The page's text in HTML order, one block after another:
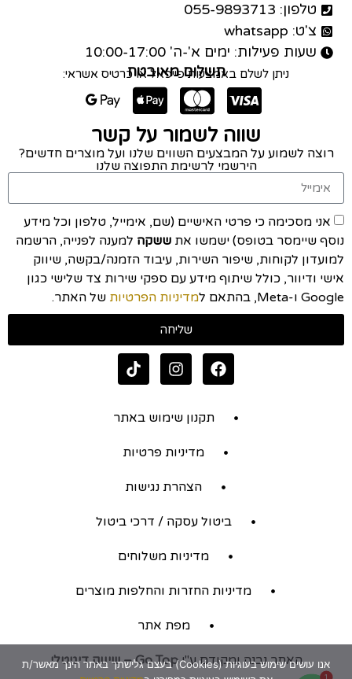
טלפון: 055-9893713
צ'ט: whatsapp
שעות פעילות: ימים א'-ה' 10:00-17:00
תשלום מאובטח
ניתן לשלם באמצעות פייפאל או כרטיס אשראי:
שווה לשמור על קשר
רוצה לשמוע על המבצעים השווים שלנו ועל מוצרים חדשים?
הירשמי לרשימת התפוצה שלנו
אני מסכימה כי פרטי האישיים (שם, אימייל, טלפון וכל מידע
נוסף שיימסר בטופס) ישמשו את ששקה למענה לפנייה, הרשמה
למועדון לקוחות, שיפור השירות, עיבוד הזמנה/בקשה, שיווק
אישי ודיוור, כולל שיתוף מידע עם ספקי שירות צד שלישי כגון
Google ו-Meta, בהתאם ל
מדיניות הפרטיות של האתר.
שליחה
תקנון שימוש באתר
מדיניות פרטיות
הצהרת נגישות
ביטול עסקה / דרכי ביטול
מדיניות משלוחים
מדיניות החזרות והחלפות מוצרים
מפת אתר
האתר נבנה ומקודם ע"יGo Top – שיווק דיגיטלי
אנו עושים שימוש בעוגיות (Cookies) בעצם גלישתך באתר הינך מאשר/ת
1